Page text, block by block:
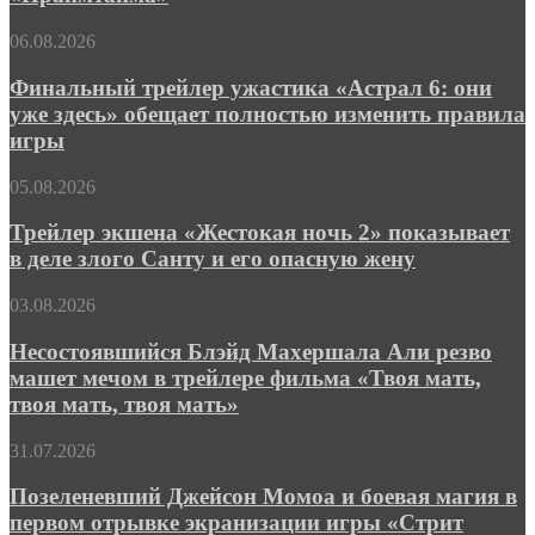
девиантами
трейлере
«Праймтайма»
Финальный
ужастика
«Астрал
6:
они
здесь»
полностью
изменить
правила
игры
06.08.2026
Финальный трейлер ужастика «Астрал 6: они
уже здесь» обещает полностью изменить правила
игры
Трейлер
«Жестокая
ночь 2»
показывает
деле
Санту
и
его
жену
05.08.2026
Трейлер экшена «Жестокая ночь 2» показывает
в деле злого Санту и его опасную жену
Несостоявшийся
Махершала
Али
резво
машет
в
фильма
«Твоя
03.08.2026
Несостоявшийся Блэйд Махершала Али резво
машет мечом в трейлере фильма «Твоя мать,
твоя мать, твоя мать»
Позеленевший
Момоа
31.07.2026
Позеленевший Джейсон Момоа и боевая магия в
первом отрывке экранизации игры «Стрит